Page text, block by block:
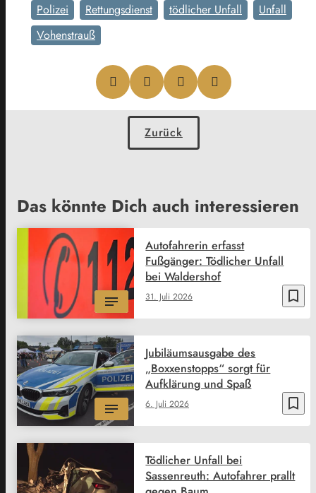
Polizei
Rettungsdienst tödlicher Unfall
Unfall
Vohenstrauß
Zurück
Das könnte Dich auch interessieren
bookmark_border
31. Juli 2026
Autofahrerin erfasst
Fußgänger: Tödlicher Unfall
bei Waldershof
bookmark_border
6. Juli 2026
Jubiläumsausgabe des
„Boxxenstopps“ sorgt für
Aufklärung und Spaß
Tödlicher Unfall bei
Sassenreuth: Autofahrer prallt